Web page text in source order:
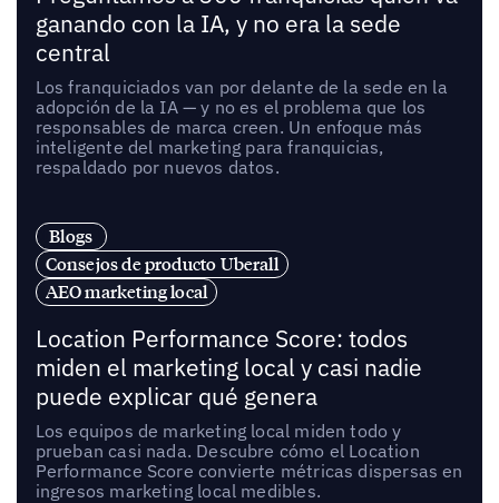
ganando con la IA, y no era la sede
central
Los franquiciados van por delante de la sede en la
adopción de la IA — y no es el problema que los
responsables de marca creen. Un enfoque más
inteligente del marketing para franquicias,
respaldado por nuevos datos.
Blogs
Consejos de producto Uberall
AEO marketing local
Location Performance Score: todos
miden el marketing local y casi nadie
puede explicar qué genera
Los equipos de marketing local miden todo y
prueban casi nada. Descubre cómo el Location
Performance Score convierte métricas dispersas en
ingresos marketing local medibles.